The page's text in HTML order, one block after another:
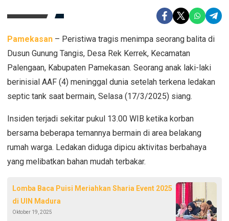
Pamekasan – Peristiwa tragis menimpa seorang balita di
Dusun Gunung Tangis, Desa Rek Kerrek, Kecamatan
Palengaan, Kabupaten Pamekasan. Seorang anak laki-laki
berinisial AAF (4) meninggal dunia setelah terkena ledakan
septic tank saat bermain, Selasa (17/3/2025) siang.
Insiden terjadi sekitar pukul 13.00 WIB ketika korban
bersama beberapa temannya bermain di area belakang
rumah warga. Ledakan diduga dipicu aktivitas berbahaya
yang melibatkan bahan mudah terbakar.
Lomba Baca Puisi Meriahkan Sharia Event 2025
di UIN Madura
Oktober 19, 2025